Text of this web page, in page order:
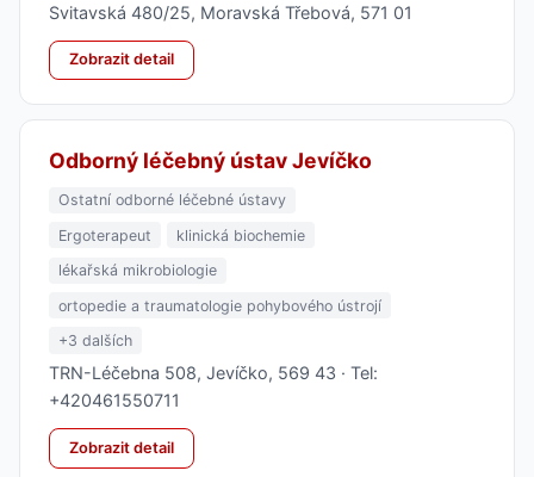
Svitavská 480/25, Moravská Třebová, 571 01
Zobrazit detail
Odborný léčebný ústav Jevíčko
Ostatní odborné léčebné ústavy
Ergoterapeut
klinická biochemie
lékařská mikrobiologie
ortopedie a traumatologie pohybového ústrojí
+3 dalších
TRN-Léčebna 508, Jevíčko, 569 43 · Tel:
+420461550711
Zobrazit detail